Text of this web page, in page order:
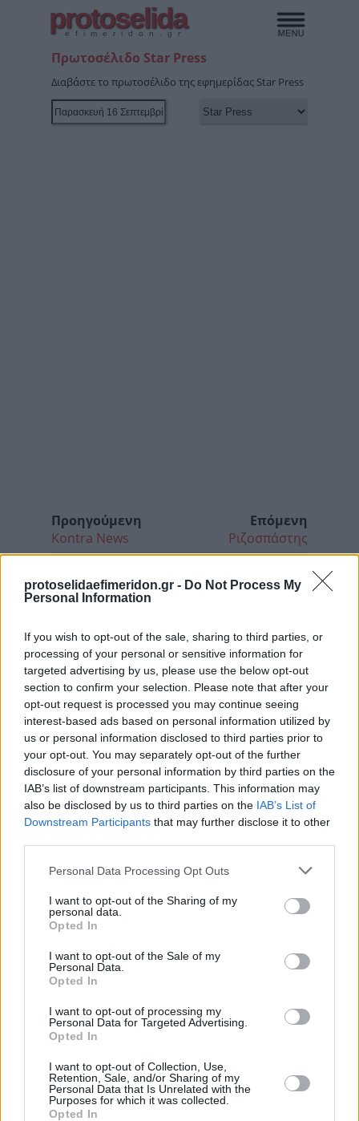
protoselidaefimeridon.gr - Do Not Process My
Personal Information
If you wish to opt-out of the sale, sharing to third parties, or
processing of your personal or sensitive information for
targeted advertising by us, please use the below opt-out
section to confirm your selection. Please note that after your
opt-out request is processed you may continue seeing
interest-based ads based on personal information utilized by
us or personal information disclosed to third parties prior to
your opt-out. You may separately opt-out of the further
disclosure of your personal information by third parties on the
IAB’s list of downstream participants. This information may
also be disclosed by us to third parties on the IAB’s List of
Downstream Participants that may further disclose it to other
Please note that this website/app uses one or more Google
not limited to your visit or usage behaviour. You may click to
grant or deny consent to Google and its third-party tags to
use your data for below specified purposes in below Google
consent section.
Personal Data Processing Opt Outs
I want to opt-out of the Sharing of my
personal data.
Opted In
I want to opt-out of the Sale of my
Personal Data.
Opted In
I want to opt-out of processing my
Personal Data for Targeted Advertising.
Opted In
I want to opt-out of Collection, Use,
Retention, Sale, and/or Sharing of my
Personal Data that Is Unrelated with the
Purposes for which it was collected.
Opted In
protoselida
efimeridon.gr
Πρωτοσέλιδο Star Press
Διαβάστε το πρωτοσέλιδο της εφημερίδας Star Press
Προηγούμενη
Kontra News
Επόμενη
Ριζοσπάστης
Κοινοποιήστε